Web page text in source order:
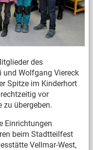
des
und Wolfgang Viereck
Spitze im Kinderhort
vor
zu übergeben.
Einrichtungen
beim Stadtteilfest
Vellmar-West,